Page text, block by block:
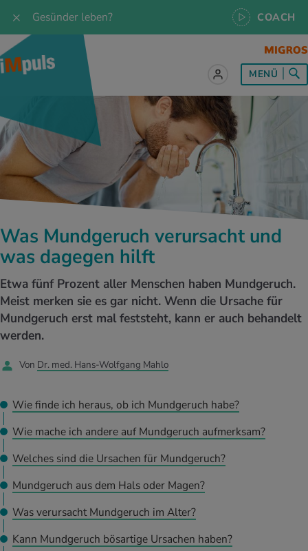
Gesünder leben? COACH
zum Thema Ernährung
Essen
& Intoleranzen
BMI berechnen
Personal Health Coaching
zum Thema Bewegung
& Jogging
& Outdoor
Biken
THEMEN IM BEREICH BEWEGUNG
Kalorienverbrauch berechnen
Personal Health Coaching
zum Thema Entspannung
im Alltag
Life Balance
THEMEN IM BEREICH ENTSPANNUNG
Glücklich sein
Personal Health Coaching
zum Thema Medizin
im Alltag
Wissen
Mund- & Zahnpflege
Personal Health Coaching
zum Thema Services
Test & Quizze
iMpuls
THEMEN IM BEREICH SERVICES
MENÜ
Was Mundgeruch verursacht und
was dagegen hilft
Etwa fünf Prozent aller Menschen haben Mundgeruch.
Meist merken sie es gar nicht. Wenn die Ursache für
Mundgeruch erst mal feststeht, kann er auch behandelt
werden.
Von Dr. med. Hans-Wolfgang Mahlo
Wie finde ich heraus, ob ich Mundgeruch habe?
Wie mache ich andere auf Mundgeruch aufmerksam?
Welches sind die Ursachen für Mundgeruch?
Mundgeruch aus dem Hals oder Magen?
Was verursacht Mundgeruch im Alter?
Kann Mundgeruch bösartige Ursachen haben?